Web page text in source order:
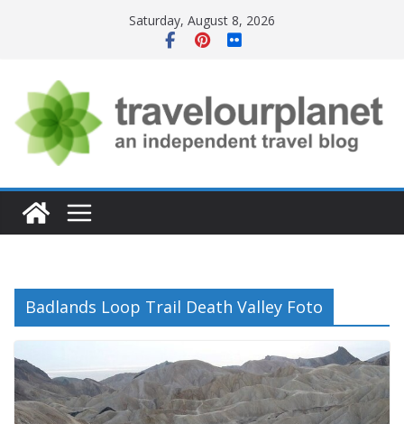
Saturday, August 8, 2026
Badlands Loop Trail Death Valley Foto